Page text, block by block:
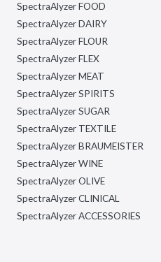
SpectraAlyzer FOOD
SpectraAlyzer DAIRY
SpectraAlyzer FLOUR
SpectraAlyzer FLEX
SpectraAlyzer MEAT
SpectraAlyzer SPIRITS
SpectraAlyzer SUGAR
SpectraAlyzer TEXTILE
SpectraAlyzer BRAUMEISTER
SpectraAlyzer WINE
SpectraAlyzer OLIVE
SpectraAlyzer CLINICAL
SpectraAlyzer ACCESSORIES